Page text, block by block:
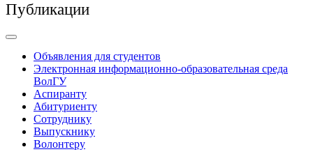
Публикации
Объявления для студентов
Электронная информационно-образовательная среда
ВолГУ
Аспиранту
Абитуриенту
Сотруднику
Выпускнику
Волонтеру